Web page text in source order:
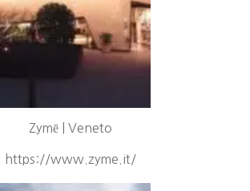
Zymē | Veneto
https://www.zyme.it/